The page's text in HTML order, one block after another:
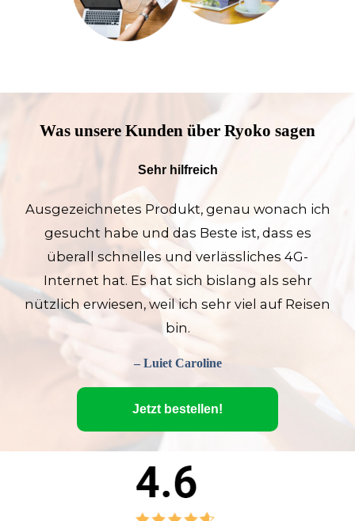
Was unsere Kunden über Ryoko sagen
Sehr hilfreich
Ausgezeichnetes Produkt, genau wonach ich
gesucht habe und das Beste ist, dass es
überall schnelles und verlässliches 4G-
Internet hat. Es hat sich bislang als sehr
nützlich erwiesen, weil ich sehr viel auf Reisen
bin.
– Luiet Caroline
Jetzt bestellen!